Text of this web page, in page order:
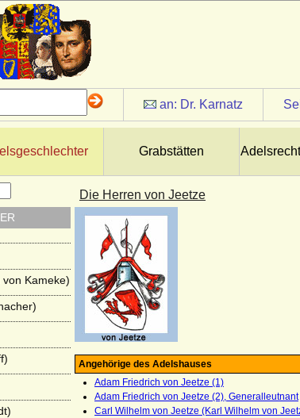
an: Dr. Karnatz
Grabstätten
Die Herren von Jeetze
Angehörige des Adelshauses
Adam Friedrich von Jeetze (1)
Adam Friedrich von Jeetze (2), Generalleutnant
Carl Wilhelm von Jeetze (Karl Wilhelm von
Kameke)